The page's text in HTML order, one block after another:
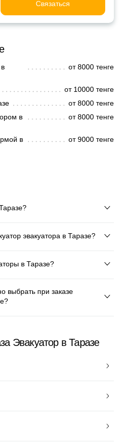
Связаться
от 8000 тенге
от 10000 тенге
от 8000 тенге
в
от 8000 тенге
в
от 9000 тенге
эвакуатора в Таразе?
в Таразе?
выбрать при заказе
Эвакуатор в Таразе